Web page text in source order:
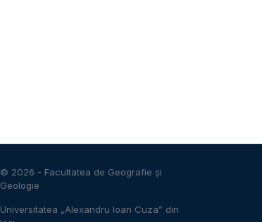
© 2026 - Facultatea de Geografie și
Geologie
Universitatea „Alexandru Ioan Cuza” din